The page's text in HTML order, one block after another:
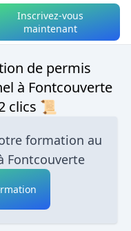
Inscrivez-vous
maintenant
de permis
à Fontcouverte
clics 📜
formation au
Fontcouverte